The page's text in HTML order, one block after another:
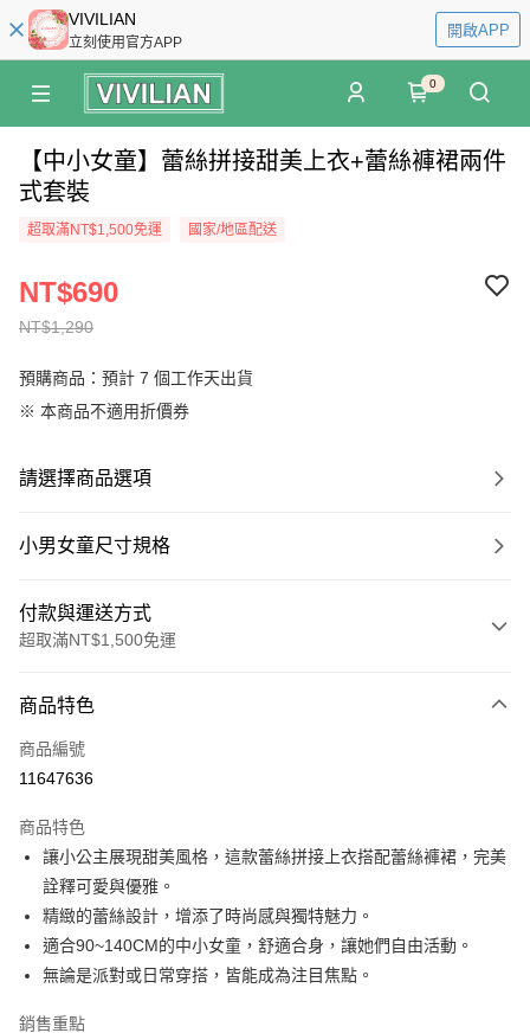
VIVILIAN
立刻使用官方APP
開啟APP
0
【中小女童】蕾絲拼接甜美上衣+蕾絲褲裙兩件
式套裝
超取滿NT$1,500免運 國家/地區配送
NT$1,290
NT$690
預購商品：預計 7 個工作天出貨
※ 本商品不適用折價券
請選擇商品選項
小男女童尺寸規格
付款與運送方式
超取滿NT$1,500免運
信用卡一次付款
信用卡分期付款
合作金庫商業銀行
華南商業銀行
彰化商業銀行
上海商業儲蓄銀行
國泰世華商業銀行
兆豐國際商業銀行
臺灣中小企業銀行
台中商業銀行
匯豐（台灣）商業銀行
華泰商業銀行
聯邦商業銀行
遠東國際商業銀行
元大商業銀行
超商取貨付款
LINE Pay
Apple Pay
街口支付
悠遊付
商品特色
商品編號
11647636
商品特色
讓小公主展現甜美風格，這款蕾絲拼接上衣搭配蕾絲褲裙，完美
詮釋可愛與優雅。
精緻的蕾絲設計，增添了時尚感與獨特魅力。
適合90~140CM的中小女童，舒適合身，讓她們自由活動。
無論是派對或日常穿搭，皆能成為注目焦點。
銷售重點